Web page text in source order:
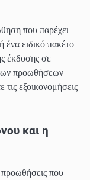
που παρέχει
ειδικό πακέτο
έκδοσης σε
προωθήσεων
εξοικονομήσεις
και η
προωθήσεις που